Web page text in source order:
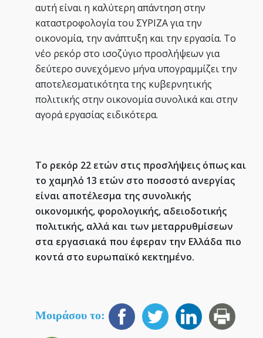
αυτή είναι η καλύτερη απάντηση στην
καταστροφολογία του ΣΥΡΙΖΑ για την
οικονομία, την ανάπτυξη και την εργασία. Το
νέο ρεκόρ στο ισοζύγιο προσλήψεων για
δεύτερο συνεχόμενο μήνα υπογραμμίζει την
αποτελεσματικότητα της κυβερνητικής
πολιτικής στην οικονομία συνολικά και στην
αγορά εργασίας ειδικότερα.
Το ρεκόρ 22 ετών στις προσλήψεις όπως και
το χαμηλό 13 ετών στο ποσοστό ανεργίας
είναι αποτέλεσμα της συνολικής
οικονομικής, φορολογικής, αδειοδοτικής
πολιτικής, αλλά και των μεταρρυθμίσεων
στα εργασιακά που έφεραν την Ελλάδα πιο
κοντά στο ευρωπαϊκό κεκτημένο.
Μοιράσου το: